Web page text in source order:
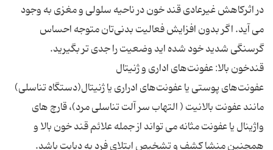
در اثرکاهش غیرعادی قند خون در ناحیه سلولی و مغزی به وجود
می آید. اگر بدون افزایش فعالیت بدنی‌تان متوجه احساس
عفونت‌های پوستی یا عفونت‌های ادراری یا ژنیتال(دستگاه تناسلی)
مانند عفونت بالانیت ( التهاب سر آلت تناسلی مرد)، قارچ های
واژینال یا عفونت مثانه می تواند از جمله علائم قند خون بالا و